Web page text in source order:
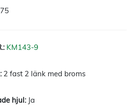
75
KM143-9
2 fast 2 länk med broms
Ja